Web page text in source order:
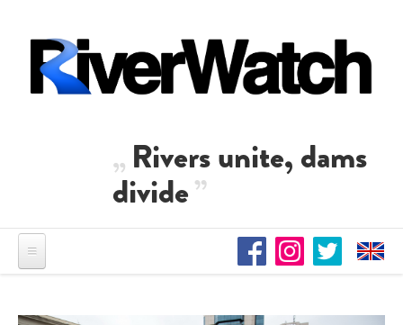
Rivers unite, dams
divide